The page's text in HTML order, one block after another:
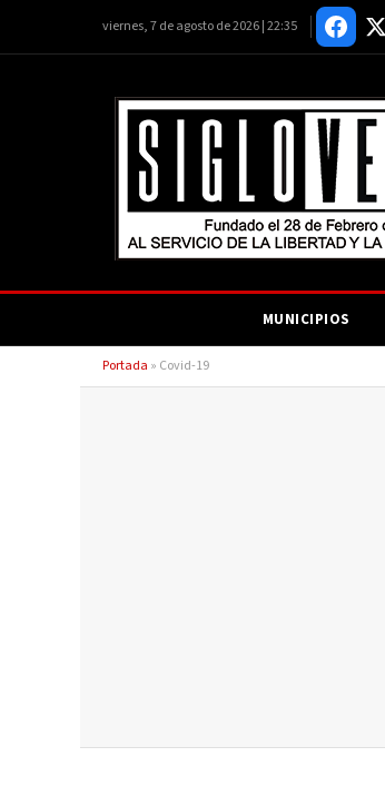
viernes, 7 de agosto de 2026 | 22:35
MUNICIPIOS
Portada » Covid-19